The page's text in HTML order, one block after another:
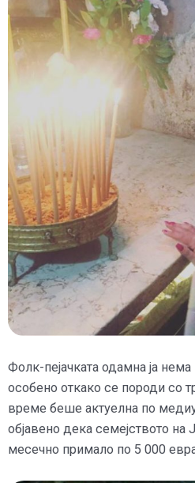
Фолк-пејачката одамна ја
особено откако се породи со
време беше актуелна по
објавено дека семејството на
месечно примало по 5 000